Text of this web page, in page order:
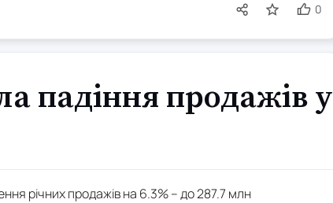
0
падіння продажів у
річних продажів на 6.3% – до 287.7 млн